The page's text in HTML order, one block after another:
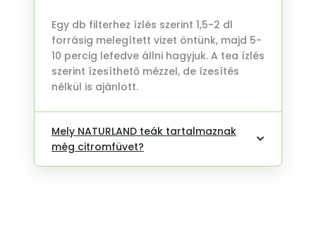
Egy db filterhez ízlés szerint 1,5-2 dl
forrásig melegített vizet öntünk, majd 5-
10 percig lefedve állni hagyjuk. A tea ízlés
szerint ízesíthető mézzel, de ízesítés
nélkül is ajánlott.
Mely NATURLAND teák tartalmaznak
még citromfüvet?